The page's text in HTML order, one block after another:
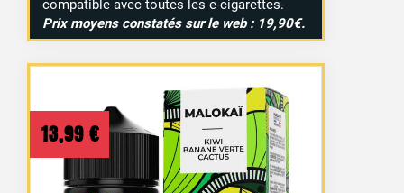
compatible avec toutes les e-cigarettes.
Prix moyens constatés sur le web : 19,90€.
13,99 €